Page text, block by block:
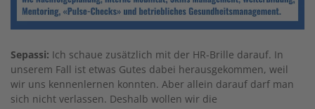
Sepassi: Ich schaue zusätzlich mit der HR-Brille darauf. In
unserem Fall ist etwas Gutes dabei herausgekommen, weil
wir uns kennenlernen konnten. Aber allein darauf darf man
sich nicht verlassen. Deshalb wollen wir die